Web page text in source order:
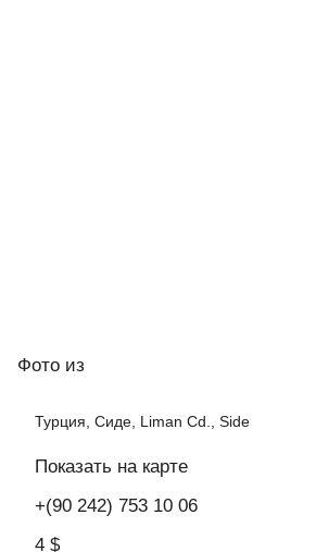
Фото из
Турция, Сиде, Liman Cd., Side
Показать на карте
+(90 242) 753 10 06
4 $